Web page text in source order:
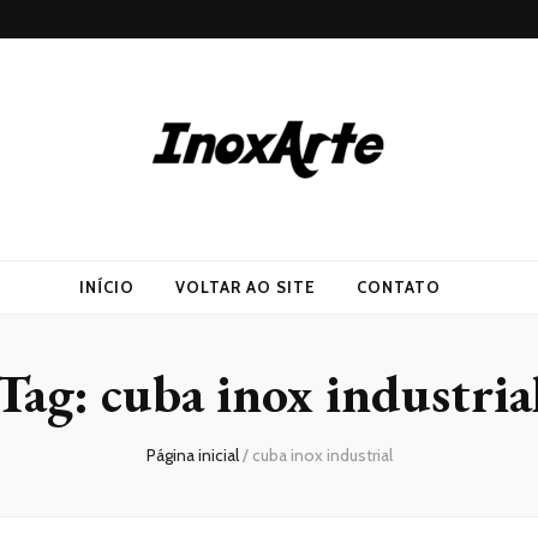
INÍCIO VOLTAR AO SITE CONTATO
cuba inox
Página inicial/ cuba inox industrial